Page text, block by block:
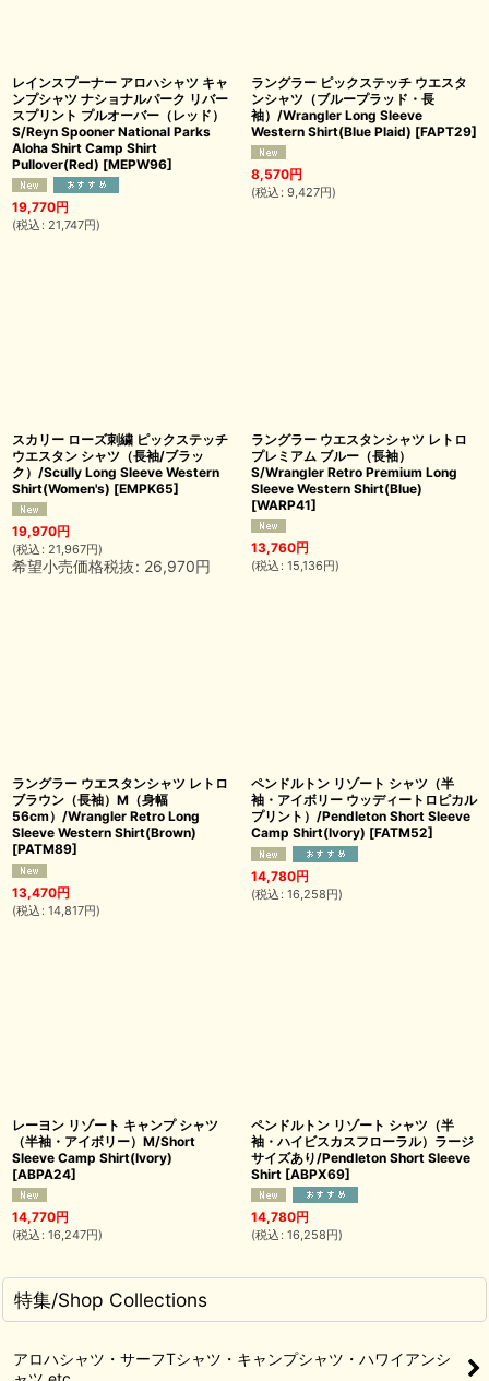
レインスプーナー アロハシャツ キャ
ンプシャツ ナショナルパーク リバー
スプリント プルオーバー（レッド）
S/Reyn Spooner National Parks
Aloha Shirt Camp Shirt
Pullover(Red) [MEPW96]
19,770円
(税込 : 21,747円)
ラングラー ピックステッチ ウエスタ
ンシャツ（ブループラッド・長
袖）/Wrangler Long Sleeve
Western Shirt(Blue Plaid) [FAPT29]
8,570円
(税込 : 9,427円)
スカリー ローズ刺繍 ピックステッチ
ウエスタン シャツ（長袖/ブラッ
ク）/Scully Long Sleeve Western
Shirt(Women's) [EMPK65]
19,970円
(税込 : 21,967円)
希望小売価格税抜: 26,970円
ラングラー ウエスタンシャツ レトロ
プレミアム ブルー（長袖）
S/Wrangler Retro Premium Long
Sleeve Western Shirt(Blue)
[WARP41]
13,760円
(税込 : 15,136円)
ラングラー ウエスタンシャツ レトロ
ブラウン（長袖）M（身幅
56cm）/Wrangler Retro Long
Sleeve Western Shirt(Brown)
[PATM89]
13,470円
(税込 : 14,817円)
ペンドルトン リゾート シャツ（半
袖・アイボリー ウッディートロピカル
プリント）/Pendleton Short Sleeve
Camp Shirt(Ivory) [FATM52]
14,780円
(税込 : 16,258円)
レーヨン リゾート キャンプ シャツ
（半袖・アイボリー）M/Short
Sleeve Camp Shirt(Ivory)
[ABPA24]
14,770円
(税込 : 16,247円)
ペンドルトン リゾート シャツ（半
袖・ハイビスカスフローラル）ラージ
サイズあり/Pendleton Short Sleeve
Shirt [ABPX69]
14,780円
(税込 : 16,258円)
特集/Shop Collections
アロハシャツ・サーフTシャツ・キャンプシャツ・ハワイアンシ